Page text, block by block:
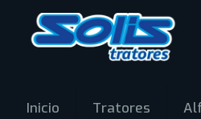
Inicio Tratores